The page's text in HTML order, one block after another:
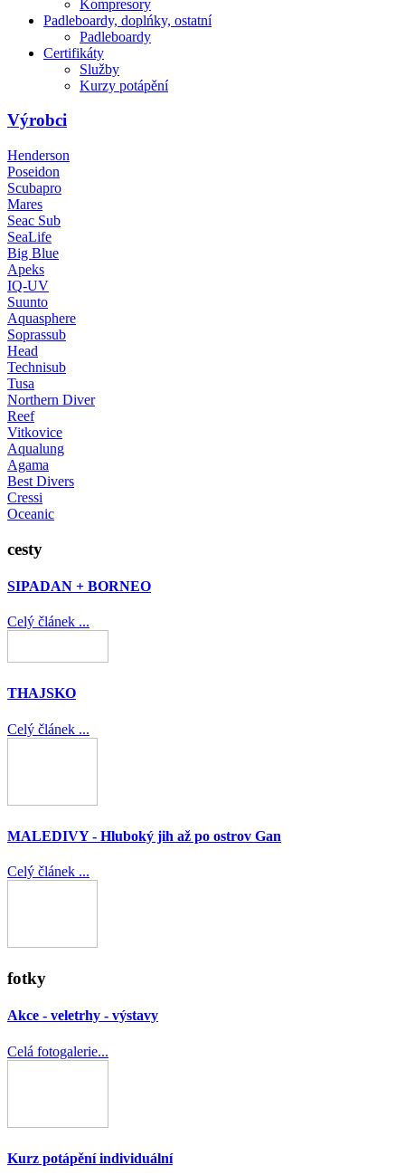
Kompresory
Padleboardy, doplńky, ostatní
Padleboardy
Certifikáty
Služby
Kurzy potápění
Výrobci
Henderson
Poseidon
Scubapro
Mares
Seac Sub
SeaLife
Big Blue
Apeks
IQ-UV
Suunto
Aquasphere
Soprassub
Head
Technisub
Tusa
Northern Diver
Reef
Vitkovice
Aqualung
Agama
Best Divers
Cressi
Oceanic
cesty
SIPADAN + BORNEO
Celý článek ...
THAJSKO
Celý článek ...
MALEDIVY - Hluboký jih až po ostrov Gan
Celý článek ...
fotky
Akce - veletrhy - výstavy
Celá fotogalerie...
Kurz potápění individuální